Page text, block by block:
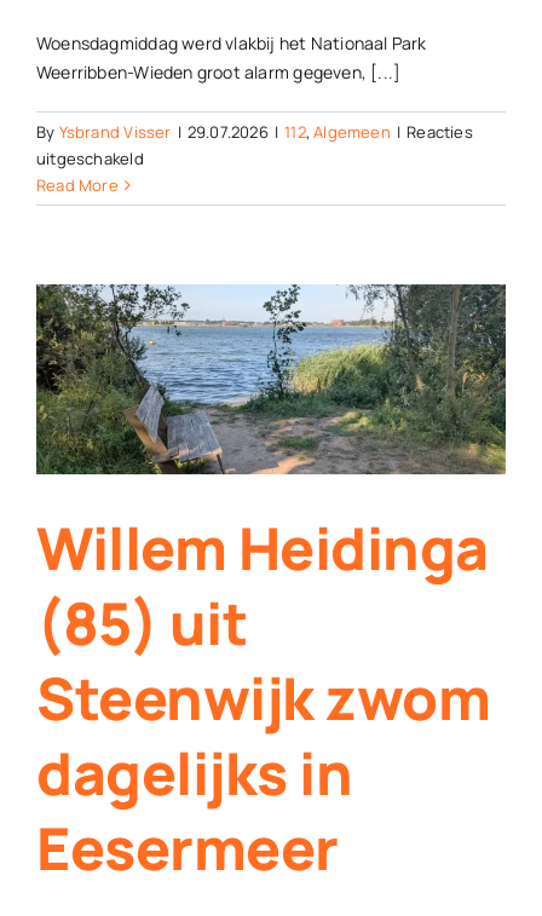
Woensdagmiddag werd vlakbij het Nationaal Park
Weerribben-Wieden groot alarm gegeven, [...]
By Ysbrand Visser | 29.07.2026 | 112,Algemeen | Reacties
uitgeschakeldvoor
boer
balenpers
in
de
sloot
Read More
Willem Heidinga
(85) uit
Steenwijk zwom
dagelijks in
Eesermeer